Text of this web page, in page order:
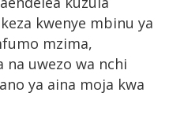
kwenye mbinu ya
mzima,
na uwezo wa nchi
ya aina moja kwa